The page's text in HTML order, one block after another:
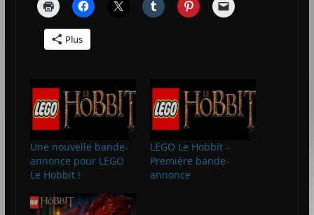
Plus
Une nouvelle bande-
annonce pour LEGO
Le Hobbit !
LEGO Le Hobbit –
Première bande-
annonce